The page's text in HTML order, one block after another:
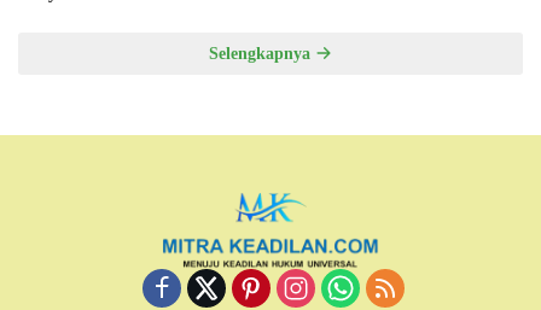
Selengkapnya